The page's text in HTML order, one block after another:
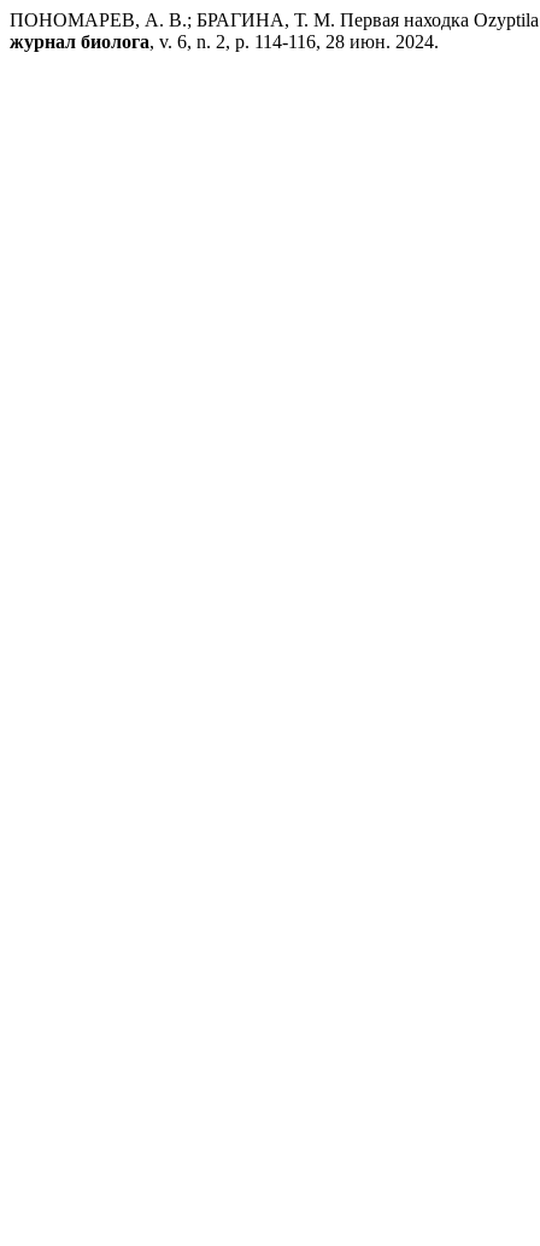
ПОНОМАРЕВ, А. В.; БРАГИНА, Т. М. Первая находка Ozyptila
журнал биолога, v. 6, n. 2, p. 114-116, 28 июн. 2024.